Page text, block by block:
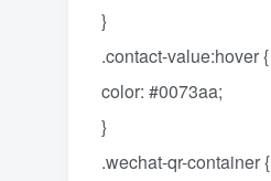
}
.contact-value:hover {
color: #0073aa;
}
.wechat-qr-container {